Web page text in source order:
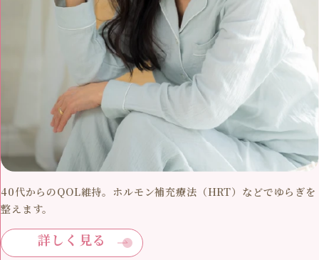
40代からのQOL維持。ホルモン補充療法（HRT）などでゆらぎを
整えます。
詳しく見る